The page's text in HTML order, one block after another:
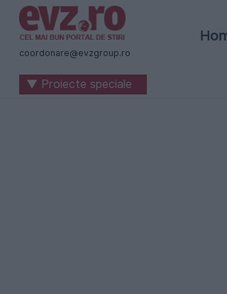
Știri
naționale
internaționale
coordonare@evzgroup.ro
▼ Proiecte speciale